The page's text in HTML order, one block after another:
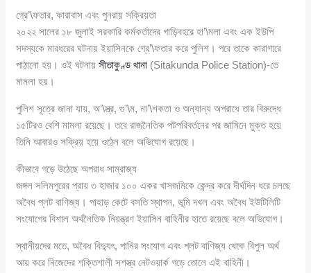
গ্রে’\ফতার, কারাবাস এবং পুনরায় সক্রিয়তা
২০২২ সালের ১৮ জুলাই সরকারি কর্মকর্তাদের গাড়িবহরে হা’\মলা এবং এক ইউপি
সদস্যকে মারধরের ঘটনায় ইয়াসিনকে গ্রে’\ফতার করে পুলিশ। পরে তাকে কারাগারে
পাঠানো হয়। ওই ঘটনায়সীতাকুণ্ড থানা (Sitakunda Police Station)-তে
মামলা হয়।
পুলিশ সূত্রে জানা যায়, অ’\স্ত্র, গু’\ম, না’\শকতা ও অন্যান্য অপরাধে তার বিরুদ্ধে
১৫টিরও বেশি মামলা রয়েছে। তবে রাজনৈতিক পটপরিবর্তনের পর জামিনে মুক্ত হয়ে
তিনি আবারও সক্রিয় হয়ে ওঠেন বলে অভিযোগ রয়েছে।
কীভাবে গড়ে উঠেছে অপরাধ সাম্রাজ্য
জঙ্গল সলিমপুরের প্রায় ৩ হাজার ১০০ একর খাসজমিকে কেন্দ্র করে দীর্ঘদিন ধরে চলছে
অবৈধ প্লট বাণিজ্য। পাহাড় কেটে বসতি স্থাপন, ভূমি দখল এবং অবৈধ ইউটিলিটি
সংযোগের বিশাল অর্থনৈতিক নিয়ন্ত্রণ ইয়াসিন বাহিনীর হাতে রয়েছে বলে অভিযোগ।
স্থানীয়দের মতে, অবৈধ বিদ্যুৎ, পানির সংযোগ এবং প্লট বাণিজ্য থেকে বিপুল অর্থ
আয় করে নিজেদের শক্তিশালী সশস্ত্র নেটওয়ার্ক গড়ে তোলে এই বাহিনী।